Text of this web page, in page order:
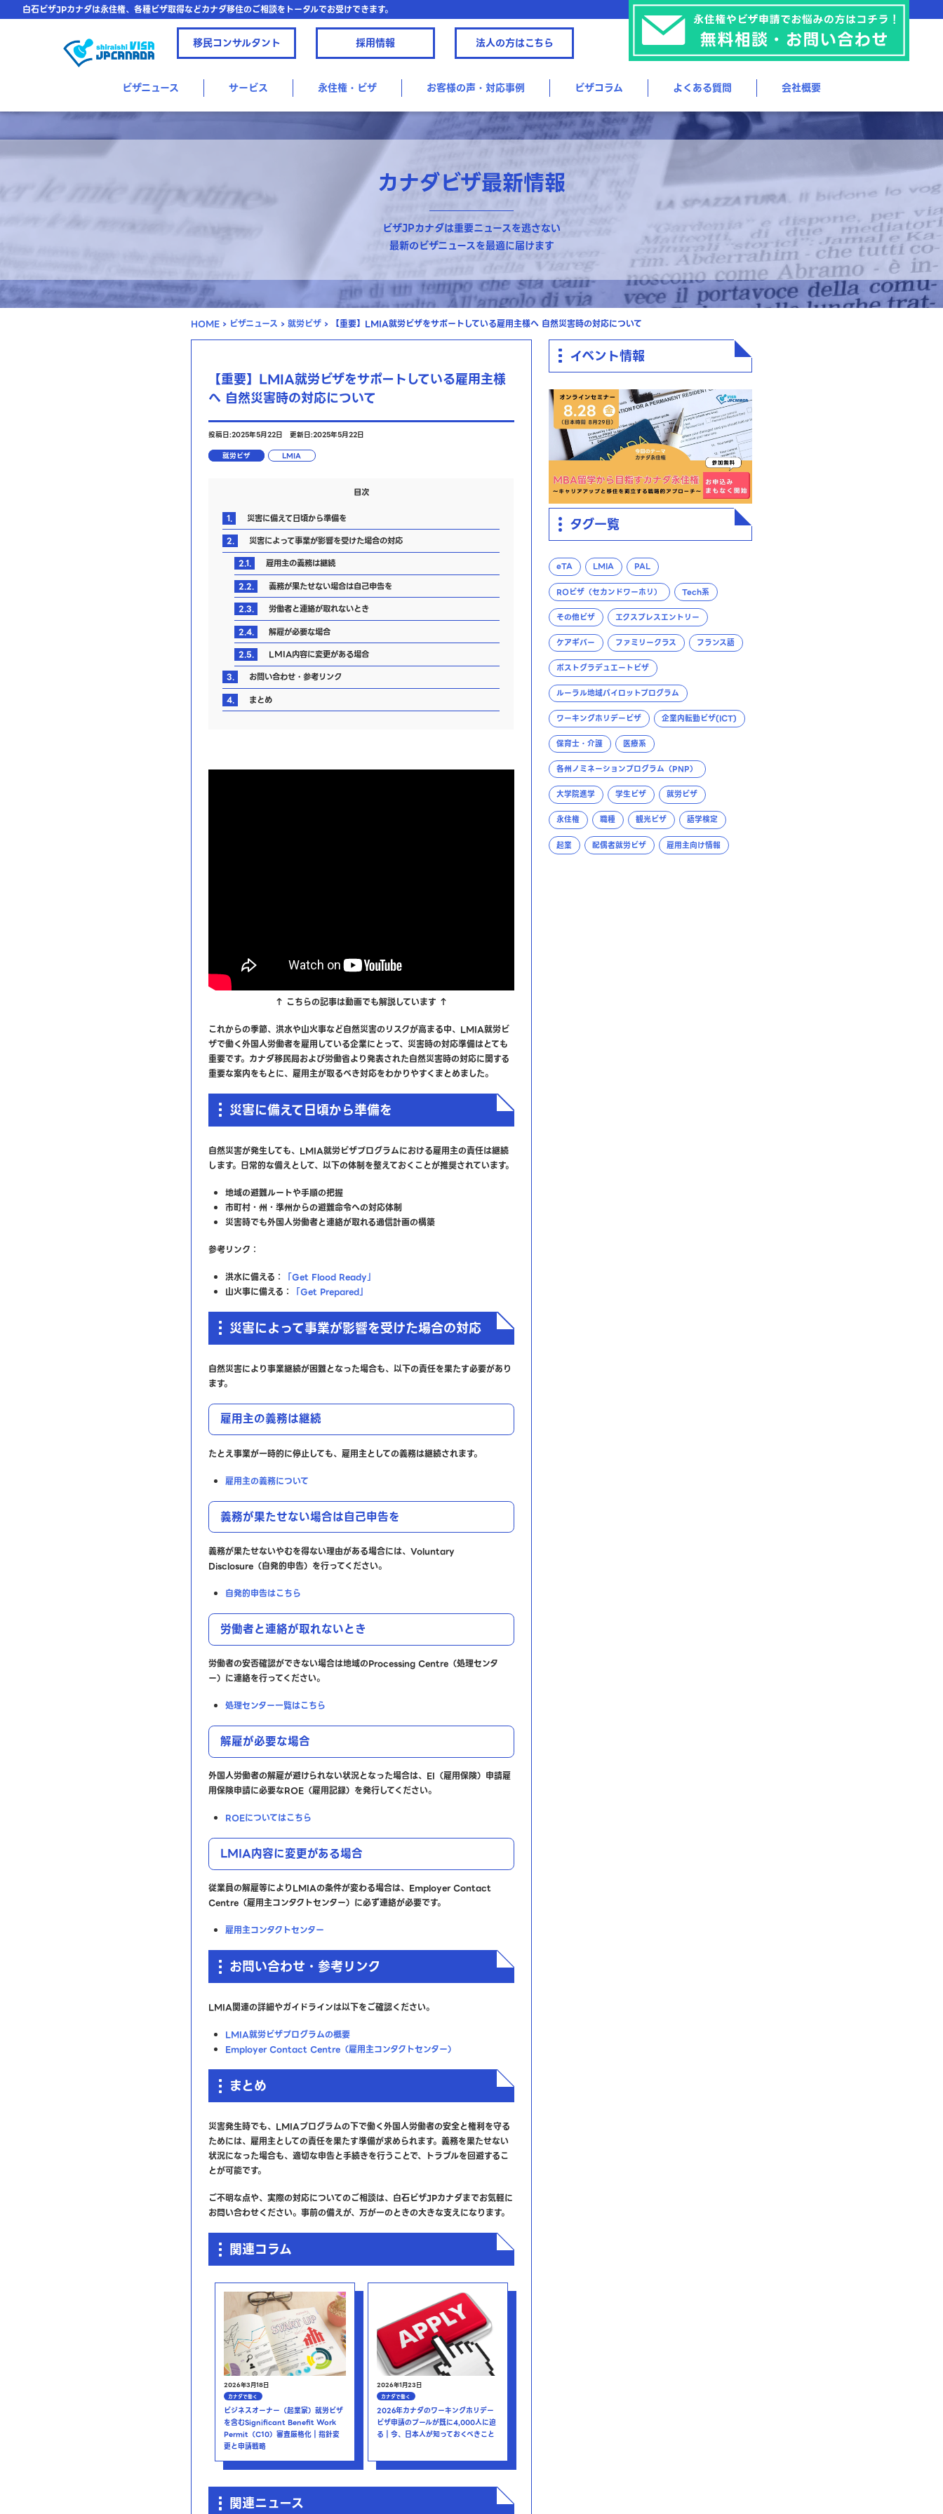
白石ビザJPカナダは永住権、各種ビザ取得などカナダ移住のご相談をトータルでお受けできます。
移民コンサルタント 採用情報 法人の方はこちら
ビザニュース サービス 永住権・ビザ お客様の声・対応事例 ビザコラム よくある質問 会社概要
カナダビザ最新情報
ビザJPカナダは重要ニュースを逃さない
最新のビザニュースを最適に届けます
HOME › ビザニュース › 就労ビザ › 【重要】LMIA就労ビザをサポートしている雇用主様へ 自然災害時の対応について
【重要】LMIA就労ビザをサポートしている雇用主様
へ 自然災害時の対応について
投稿日:2025年5月22日
更新日:2025年5月22日
就労ビザ
LMIA
目次
1.
災害に備えて日頃から準備を
2.
災害によって事業が影響を受けた場合の対応
2.1.
雇用主の義務は継続
2.2.
義務が果たせない場合は自己申告を
2.3.
労働者と連絡が取れないとき
2.4.
解雇が必要な場合
2.5.
LMIA内容に変更がある場合
3.
お問い合わせ・参考リンク
4.
まとめ
↑ こちらの記事は動画でも解説しています ↑
これからの季節、洪水や山火事など自然災害のリスクが高まる中、LMIA就労ビ
ザで働く外国人労働者を雇用している企業にとって、災害時の対応準備はとても
重要です。カナダ移民局および労働省より発表された自然災害時の対応に関する
重要な案内をもとに、雇用主が取るべき対応をわかりやすくまとめました。
災害に備えて日頃から準備を
自然災害が発生しても、LMIA就労ビザプログラムにおける雇用主の責任は継続
します。日常的な備えとして、以下の体制を整えておくことが推奨されています。
地域の避難ルートや手順の把握
市町村・州・準州からの避難命令への対応体制
災害時でも外国人労働者と連絡が取れる通信計画の構築
参考リンク：
洪水に備える：
「Get Flood Ready」
山火事に備える：
「Get Prepared」
災害によって事業が影響を受けた場合の対応
自然災害により事業継続が困難となった場合も、以下の責任を果たす必要があり
ます。
雇用主の義務は継続
たとえ事業が一時的に停止しても、雇用主としての義務は継続されます。
雇用主の義務について
義務が果たせない場合は自己申告を
義務が果たせないやむを得ない理由がある場合には、Voluntary
Disclosure（自発的申告）を行ってください。
自発的申告はこちら
労働者と連絡が取れないとき
労働者の安否確認ができない場合は地域のProcessing Centre（処理センタ
ー）に連絡を行ってください。
処理センター一覧はこちら
解雇が必要な場合
外国人労働者の解雇が避けられない状況となった場合は、EI（雇用保険）申請雇
用保険申請に必要なROE（雇用記録）を発行してください。
ROEについてはこちら
LMIA内容に変更がある場合
従業員の解雇等によりLMIAの条件が変わる場合は、Employer Contact
Centre（雇用主コンタクトセンター）に必ず連絡が必要です。
雇用主コンタクトセンター
お問い合わせ・参考リンク
LMIA関連の詳細やガイドラインは以下をご確認ください。
LMIA就労ビザプログラムの概要
Employer Contact Centre（雇用主コンタクトセンター）
まとめ
災害発生時でも、LMIAプログラムの下で働く外国人労働者の安全と権利を守る
ためには、雇用主としての責任を果たす準備が求められます。義務を果たせない
状況になった場合も、適切な申告と手続きを行うことで、トラブルを回避するこ
とが可能です。
ご不明な点や、実際の対応についてのご相談は、白石ビザJPカナダまでお気軽に
お問い合わせください。事前の備えが、万が一のときの大きな支えになります。
関連コラム
2026年3月18日
カナダで働く
ビジネスオーナー（起業家）就労ビザ
を含むSignificant Benefit Work
Permit（C10）審査厳格化｜指針変
更と申請戦略
2026年1月23日
カナダで働く
2026年カナダのワーキングホリデー
ビザ申請のプールが既に4,000人に迫
る｜今、日本人が知っておくべきこと
関連ニュース
イベント情報
タグ一覧
eTA LMIA PAL
ROビザ（セカンドワーホリ） Tech系
その他ビザ エクスプレスエントリー
ケアギバー ファミリークラス フランス語
ポストグラデュエートビザ
ルーラル地域パイロットプログラム
ワーキングホリデービザ 企業内転勤ビザ(ICT)
保育士・介護 医療系
各州ノミネーションプログラム（PNP）
大学院進学 学生ビザ 就労ビザ
永住権 職種 観光ビザ 語学検定
起業 配偶者就労ビザ 雇用主向け情報